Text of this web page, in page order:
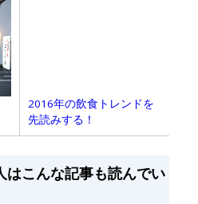
2016年の飲食トレンドを
先読みする！
はこんな記事も読んでい